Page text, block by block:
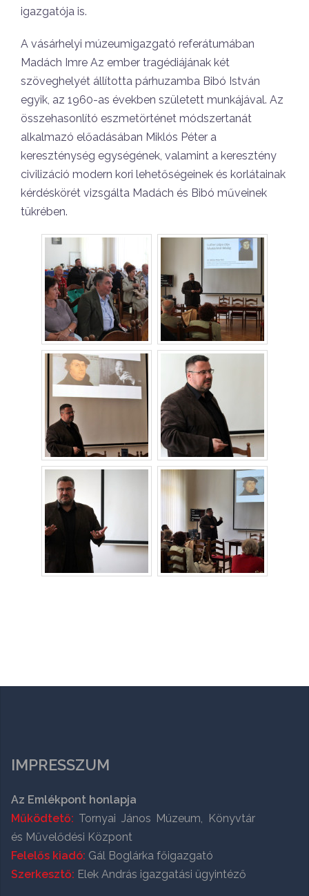
igazgatója is.
A vásárhelyi múzeumigazgató referátumában
Madách Imre Az ember tragédiájának két
szöveghelyét állította párhuzamba Bibó István
egyik, az 1960-as években született munkájával. Az
összehasonlító eszmetörténet módszertanát
alkalmazó előadásában Miklós Péter a
kereszténység egységének, valamint a keresztény
civilizáció modern kori lehetőségeinek és korlátainak
kérdéskörét vizsgálta Madách és Bibó műveinek
tükrében.
IMPRESSZUM
Az Emlékpont honlapja
Működtető: Tornyai János Múzeum, Könyvtár
és Művelődési Központ
Felelős kiadó: Gál Boglárka főigazgató
Szerkesztő: Elek András igazgatási ügyintéző